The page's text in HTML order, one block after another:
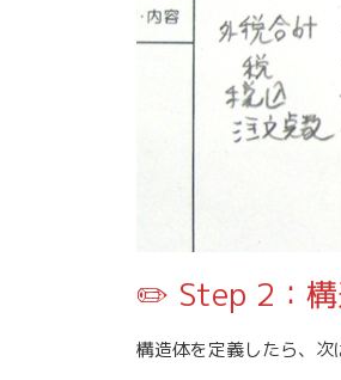
✏️ Step 2：構
構造体を定義したら、次